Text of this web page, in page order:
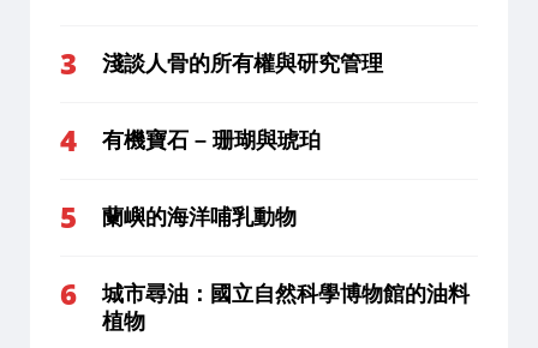
淺談人骨的所有權與研究管理
有機寶石 – 珊瑚與琥珀
蘭嶼的海洋哺乳動物
城市尋油：國立自然科學博物館的油料
植物